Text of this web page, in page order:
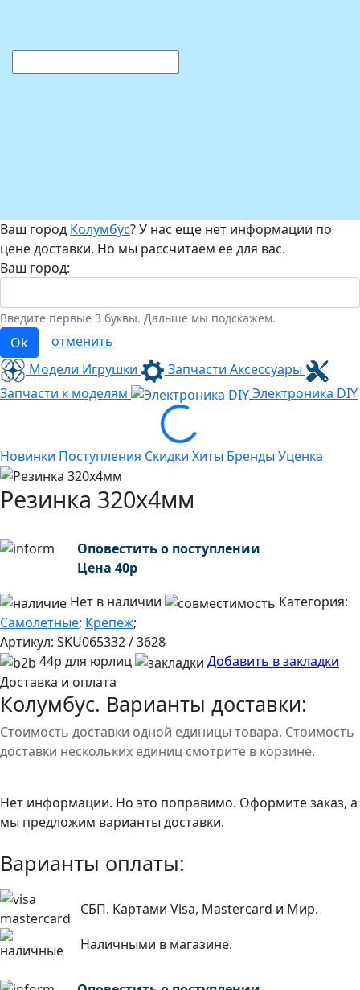
Ваш город Колумбус? У нас еще нет информации по
цене доставки. Но мы рассчитаем ее для вас.
Ваш город:
Введите первые 3 буквы. Дальше мы подскажем.
Ok
отменить
Модели Игрушки
Запчасти Аксессуары
Запчасти к моделям
Электроника DIY
Loading...
Новинки Поступления Скидки Хиты Бренды Уценка
Резинка 320х4мм
Оповестить о поступлении
Цена 40р
Нет в наличии
Категория:
Самолетные; Крепеж;
Артикул: SKU065332 / 3628
44р для юрлиц
Добавить в закладки
Доставка и оплата
Колумбус. Варианты доставки:
Стоимость доставки одной единицы товара. Стоимость
доставки нескольких единиц смотрите в корзине.
Нет информации. Но это поправимо. Оформите заказ, а
мы предложим варианты доставки.
Варианты оплаты:
СБП. Картами Visa, Mastercard и Мир.
Наличными в магазине.